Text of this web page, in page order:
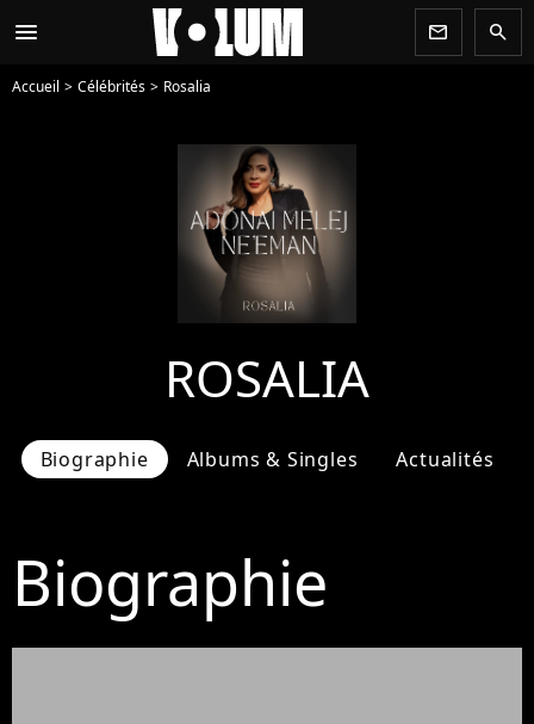
menu newsletter search
Accueil Célébrités Rosalia
ROSALIA
Biographie Albums & Singles Actualités
Biographie